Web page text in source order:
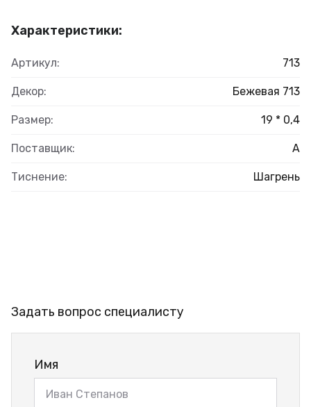
Характеристики:
Артикул: 713
Декор: Бежевая 713
Размер: 19 * 0,4
Поставщик: А
Тиснение: Шагрень
Задать вопрос специалисту
Имя